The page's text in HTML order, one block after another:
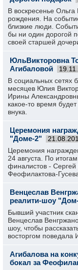
В воскресенье
рождения. На
близкие люди.
бы ни один дорогой
своей старшей
ЮльВикторовна
Агибаловой
В социальных сетях
месяцев Юлия
Ирины
какое-то время
внука.
Церемония
"Доме-2"
Церемония
24 августа. По
финалистов -
Феофилактова-
Венцеслав
реалити-шоу
Бывший участник
Венцеслав
шоу, чтобы
восторгом поведала
Агибалова на
бокал за